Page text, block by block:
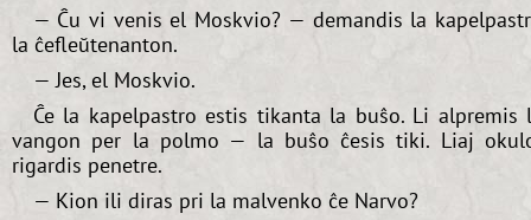
— Ĉu vi venis el Moskvio? — demandis la
la ĉefleŭtenanton.
— Jes, el Moskvio.
Ĉe la kapelpastro estis tikanta la buŝo. Li alpremis
vangon per la polmo — la buŝo ĉesis tiki. Liaj
rigardis penetre.
— Kion ili diras pri la malvenko ĉe Narvo?